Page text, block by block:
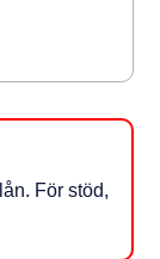
För stöd,